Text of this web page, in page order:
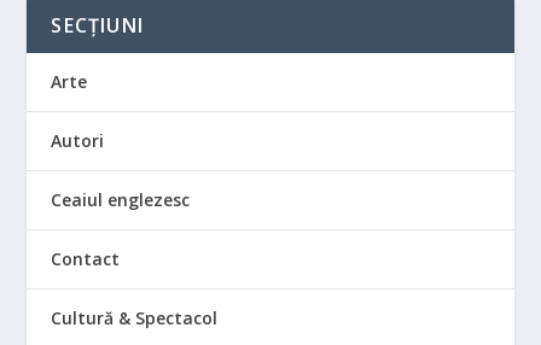
SECȚIUNI
Arte
Autori
Ceaiul englezesc
Contact
Cultură & Spectacol